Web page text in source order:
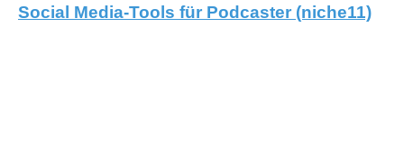
Social Media-Tools für Podcaster (niche11)